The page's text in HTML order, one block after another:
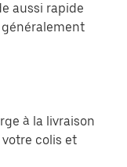
aussi rapide
généralement
à la livraison
colis et